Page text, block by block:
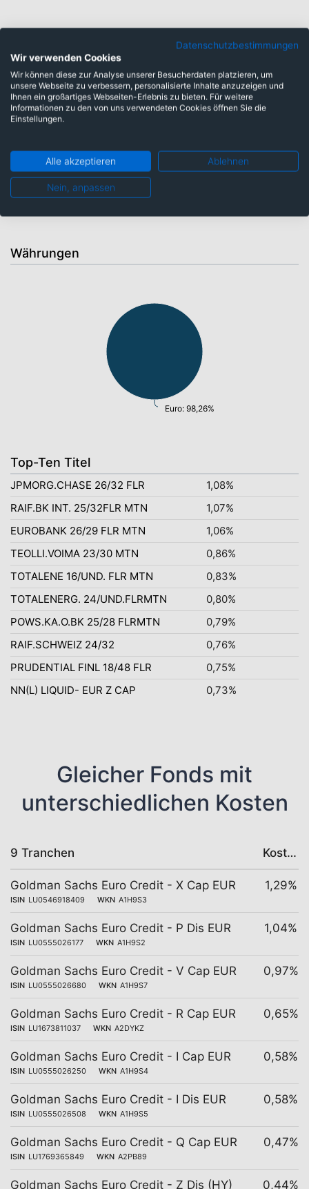
kurze Laufzeiten: 24,16%
open end: 8,98%
sehr lange Laufzeiten: 5,10%
sehr kurze Laufzeiten: 1,29%
Währungen
Euro: 98,26%
Top-Ten Titel
JPMORG.CHASE 26/32 FLR
1,08%
RAIF.BK INT. 25/32FLR MTN
1,07%
EUROBANK 26/29 FLR MTN
1,06%
TEOLLI.VOIMA 23/30 MTN
0,86%
TOTALENE 16/UND. FLR MTN
0,83%
TOTALENERG. 24/UND.FLRMTN
0,80%
POWS.KA.O.BK 25/28 FLRMTN
0,79%
RAIF.SCHWEIZ 24/32
0,76%
PRUDENTIAL FINL 18/48 FLR
0,75%
NN(L) LIQUID- EUR Z CAP
0,73%
Gleicher Fonds mit
unterschiedlichen Kosten
9 Tranchen Kosten
Goldman Sachs Euro Credit - X Cap EUR
ISIN LU0546918409 WKN A1H9S3
1,29%
Goldman Sachs Euro Credit - P Dis EUR
ISIN LU0555026177 WKN A1H9S2
1,04%
Goldman Sachs Euro Credit - V Cap EUR
ISIN LU0555026680 WKN A1H9S7
0,97%
Goldman Sachs Euro Credit - R Cap EUR
ISIN LU1673811037 WKN A2DYKZ
0,65%
Goldman Sachs Euro Credit - I Cap EUR
ISIN LU0555026250 WKN A1H9S4
0,58%
Goldman Sachs Euro Credit - I Dis EUR
ISIN LU0555026508 WKN A1H9S5
0,58%
Goldman Sachs Euro Credit - Q Cap EUR
ISIN LU1769365849 WKN A2PB89
0,47%
Goldman Sachs Euro Credit - Z Dis (HY) 0,44%
Datenschutzbestimmungen
Wir verwenden Cookies
Wir können diese zur Analyse unserer Besucherdaten platzieren, um
unsere Webseite zu verbessern, personalisierte Inhalte anzuzeigen und
Ihnen ein großartiges Webseiten-Erlebnis zu bieten. Für weitere
Informationen zu den von uns verwendeten Cookies öffnen Sie die
Einstellungen.
Alle akzeptieren Ablehnen
Nein, anpassen